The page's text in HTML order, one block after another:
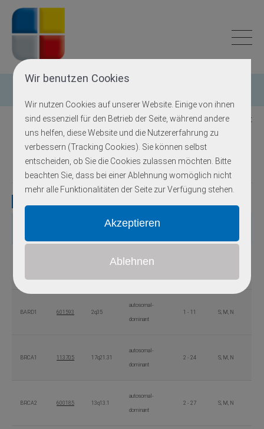
Wir benutzen Cookies
Wir nutzen Cookies auf unserer Website. Einige von ihnen
sind essenziell für den Betrieb der Seite, während andere
uns helfen, diese Website und die Nutzererfahrung zu
verbessern (Tracking Cookies). Sie können selbst
entscheiden, ob Sie die Cookies zulassen möchten. Bitte
beachten Sie, dass bei einer Ablehnung womöglich nicht
mehr alle Funktionalitäten der Seite zur Verfügung stehen.
Zurück zur Übersicht
Brust- und Eierstockkrebs, familiär
Locus Erbgang
11q22.3
autosomal-
BARD1 601593 2q35
autosomal-
dominant
1 - 11 S, M, N
BRCA1 113705 17q21.31
autosomal-
dominant
2 - 24 S, M, N
BRCA2 600185 13q13.1
autosomal-
dominant
2 - 27 S, M, N